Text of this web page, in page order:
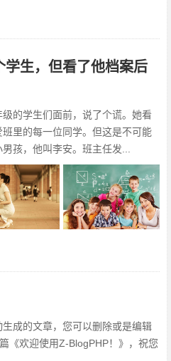
界沟通的电话。三年过后，第一
生，但看了他档案后
的学生们面前，说了个谎。她看
里的每一位同学。但这是不可能
孩，他叫李安。班主任发...
成的文章，您可以删除或是编辑
《欢迎使用Z-BlogPHP！》，祝您